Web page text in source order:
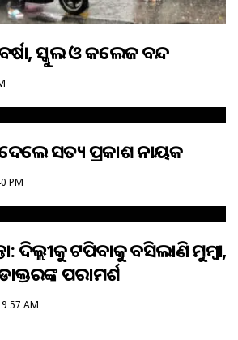
ସ୍କୁଲ ଓ କଲେଜ ବନ୍ଦ
ଦେଲେ ସତ୍ୟ ପ୍ରକାଶ ନାୟକ
PM
ଦିଲ୍ଲୀକୁ ଟପିବାକୁ ବସିଲାଣି ମୁମ୍ବାଇ,
ପରାମର୍ଶ
AM